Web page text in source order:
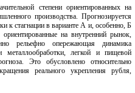
степени ориентированных на
производства. Прогнозируется
к стагнации в варианте А и, особенно, Б
ориентированные на внутренний рынок,
рельефно опережающая динамика
металлообработки, легкой и пищевой
Это обусловлено относительно
реального укрепления рубля,